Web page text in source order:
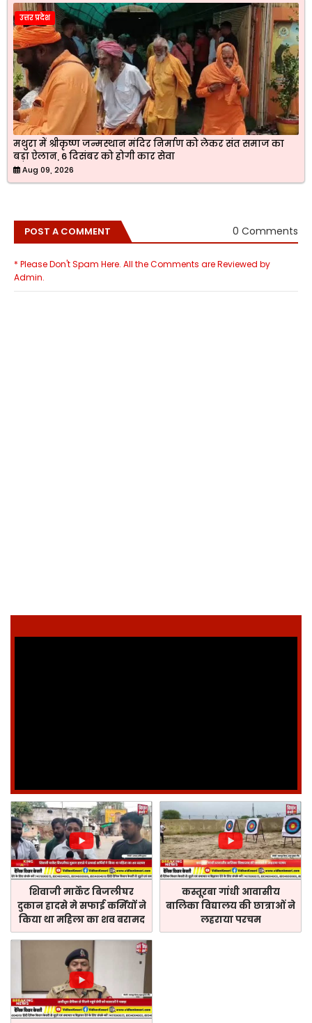
उत्तर प्रदेश
मथुरा में श्रीकृष्ण जन्मस्थान मंदिर निर्माण को लेकर संत समाज का
बड़ा ऐलान, 6 दिसंबर को होगी कार सेवा
Aug 09, 2026
POST A COMMENT 0 Comments
* Please Don't Spam Here. All the Comments are Reviewed by
Admin.
शिवाजी मार्केट बिजलीघर
दुकान हादसे मे सफाई कर्मियों ने
किया था महिला का शव बरामद
कस्तूरबा गांधी आवासीय
बालिका विद्यालय की छात्राओं ने
लहराया परचम